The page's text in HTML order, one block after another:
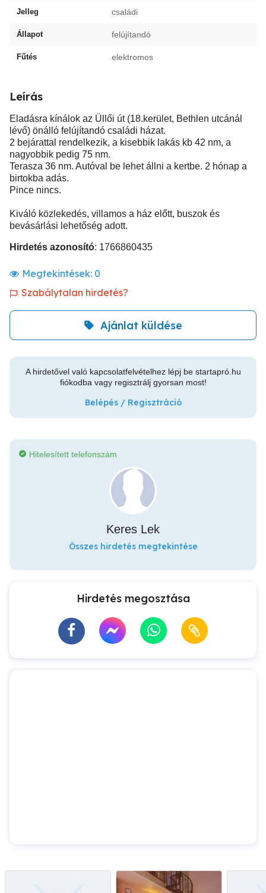
Jelleg családi
Állapot felújítandó
Fűtés elektromos
Leírás
Eladásra kínálok az Üllői út (18.kerület, Bethlen utcánál
lévő) önálló felújítandó családi házat.
2 bejárattal rendelkezik, a kisebbik lakás kb 42 nm, a
nagyobbik pedig 75 nm.
Terasza 36 nm. Autóval be lehet állni a kertbe. 2 hónap a
birtokba adás.
Pince nincs.
Kiváló közlekedés, villamos a ház előtt, buszok és
bevásárlási lehetőség adott.
Hirdetés azonosító: 1766860435
Megtekintések: 0
Szabálytalan hirdetés?
Ajánlat küldése
A hirdetővel való kapcsolatfelvételhez lépj be startapró.hu
fiókodba vagy regisztrálj gyorsan most!
Belépés / Regisztráció
Hitelesített telefonszám
Keres Lek
Összes hirdetés megtekintése
Hirdetés megosztása